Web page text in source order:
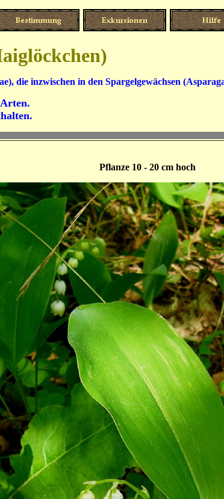
die inzwischen in den Spargelgewächsen
Pflanze 10 - 20 cm hoch